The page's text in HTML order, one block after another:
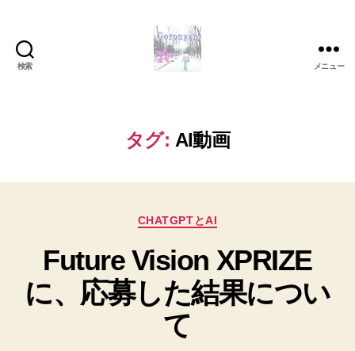
検索
マ
イ
ド
音
と
日
常
の
こ
と
メニュー
タグ: AI動画
カ
ゴ
リ
ー
CHATGPTとAI
Future Vision XPRIZE
に、応募した結果につい
て